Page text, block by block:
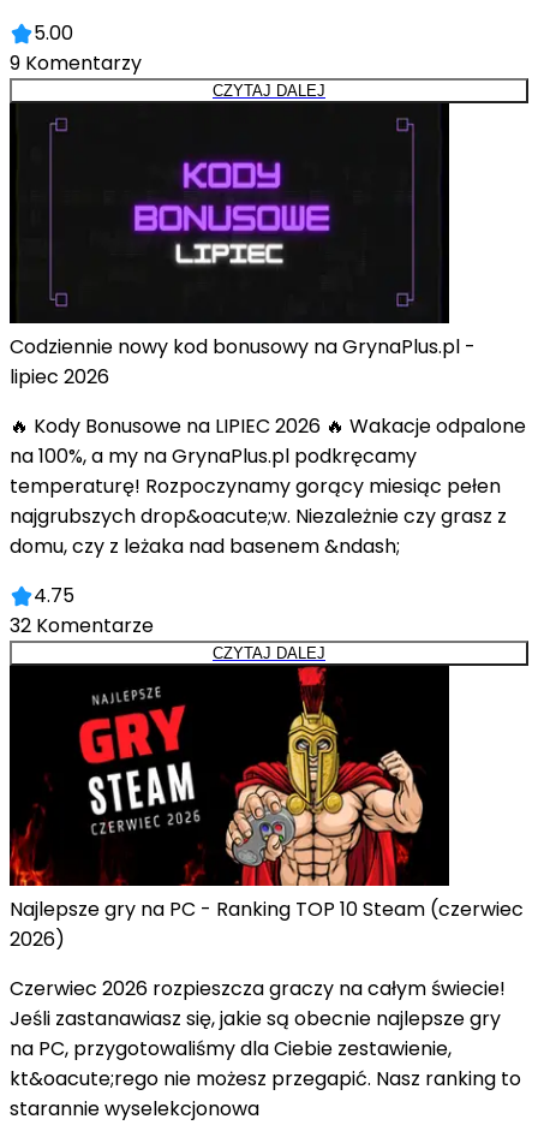
5.00
9 Komentarzy
CZYTAJ DALEJ
Codziennie nowy kod bonusowy na GrynaPlus.pl -
lipiec 2026
🔥 Kody Bonusowe na LIPIEC 2026 🔥 Wakacje odpalone
na 100%, a my na GrynaPlus.pl podkręcamy
temperaturę! Rozpoczynamy gorący miesiąc pełen
najgrubszych drop&oacute;w. Niezależnie czy grasz z
domu, czy z leżaka nad basenem &ndash;
4.75
32 Komentarze
CZYTAJ DALEJ
Najlepsze gry na PC - Ranking TOP 10 Steam (czerwiec
2026)
Czerwiec 2026 rozpieszcza graczy na całym świecie!
Jeśli zastanawiasz się, jakie są obecnie najlepsze gry
na PC, przygotowaliśmy dla Ciebie zestawienie,
kt&oacute;rego nie możesz przegapić. Nasz ranking to
starannie wyselekcjonowa